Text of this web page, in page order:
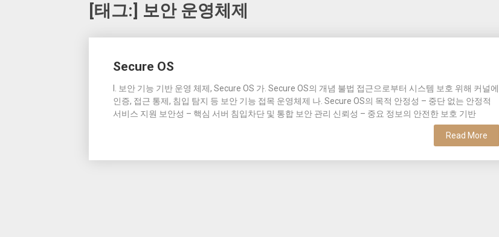
[태그:] 보안 운영체제
Secure OS
I. 보안 기능 기반 운영 체제, Secure OS 가. Secure OS의 개념 불법 접근으로부터 시스템 보호 위해 커널에
인증, 접근 통제, 침입 탐지 등 보안 기능 접목 운영체제 나. Secure OS의 목적 안정성 – 중단 없는 안정적
서비스 지원 보안성 – 핵심 서버 침입차단 및 통합 보안 관리 신뢰성 – 중요 정보의 안전한 보호 기반
Read More
navigation